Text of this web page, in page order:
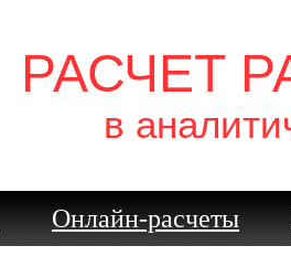
РАСЧЕТ
в
Онлайн-расчеты